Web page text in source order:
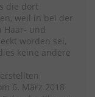
die dort
weil in bei der
Haar- und
worden sei,
keine andere
6. März 2018